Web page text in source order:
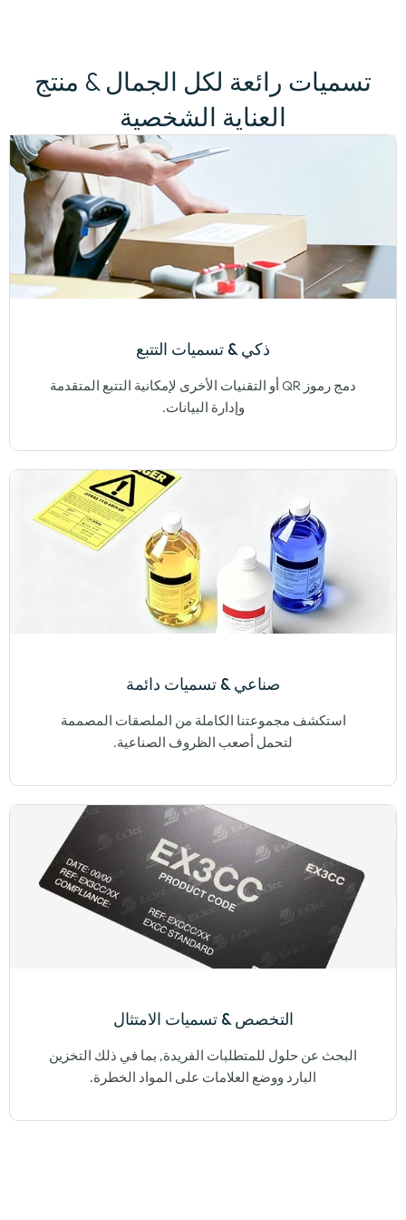
تسميات رائعة لكل الجمال & منتج
العناية الشخصية
ذكي & تسميات التتبع
دمج رموز QR أو التقنيات الأخرى لإمكانية التتبع المتقدمة
وإدارة البيانات.
صناعي & تسميات دائمة
استكشف مجموعتنا الكاملة من الملصقات المصممة
لتحمل أصعب الظروف الصناعية.
التخصص & تسميات الامتثال
البحث عن حلول للمتطلبات الفريدة, بما في ذلك التخزين
البارد ووضع العلامات على المواد الخطرة.